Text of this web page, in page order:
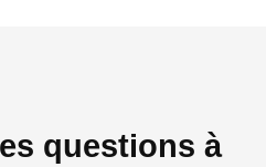
questions à